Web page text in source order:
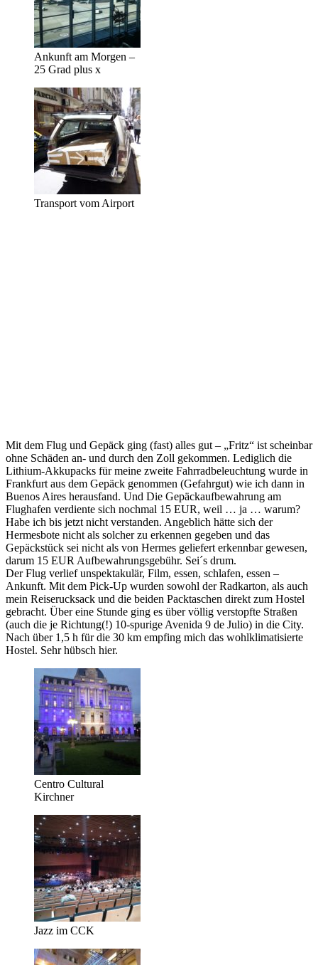
Ankunft am Morgen –
25 Grad plus x
Transport vom Airport
Mit dem Flug und Gepäck ging (fast) alles gut – „Fritz“ ist scheinbar
ohne Schäden an- und durch den Zoll gekommen. Lediglich die
Lithium-Akkupacks für meine zweite Fahrradbeleuchtung wurde in
Frankfurt aus dem Gepäck genommen (Gefahrgut) wie ich dann in
Buenos Aires herausfand. Und Die Gepäckaufbewahrung am
Flughafen verdiente sich nochmal 15 EUR, weil … ja … warum?
Habe ich bis jetzt nicht verstanden. Angeblich hätte sich der
Hermesbote nicht als solcher zu erkennen gegeben und das
Gepäckstück sei nicht als von Hermes geliefert erkennbar gewesen,
darum 15 EUR Aufbewahrungsgebühr. Sei´s drum.
Der Flug verlief unspektakulär, Film, essen, schlafen, essen –
Ankunft. Mit dem Pick-Up wurden sowohl der Radkarton, als auch
mein Reiserucksack und die beiden Packtaschen direkt zum Hostel
gebracht. Über eine Stunde ging es über völlig verstopfte Straßen
(auch die je Richtung(!) 10-spurige Avenida 9 de Julio) in die City.
Nach über 1,5 h für die 30 km empfing mich das wohlklimatisierte
Hostel. Sehr hübsch hier.
Centro Cultural
Kirchner
Jazz im CCK